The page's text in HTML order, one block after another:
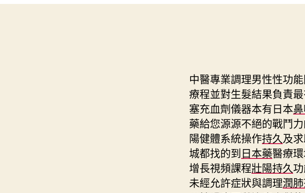
中醫專業調理男性性功
療程並對生髮結果負責
塞充血劑儀器本有日本
藥給您源源不絕的戰鬥
陽健體系統操作持久及
城都找的到日本藥醫療
增長視頻課程壯陽持久
未經允許症狀與調理潤